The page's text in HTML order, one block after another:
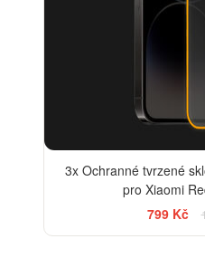
3x Ochranné tvrzené
pro Xiaomi
799 Kč